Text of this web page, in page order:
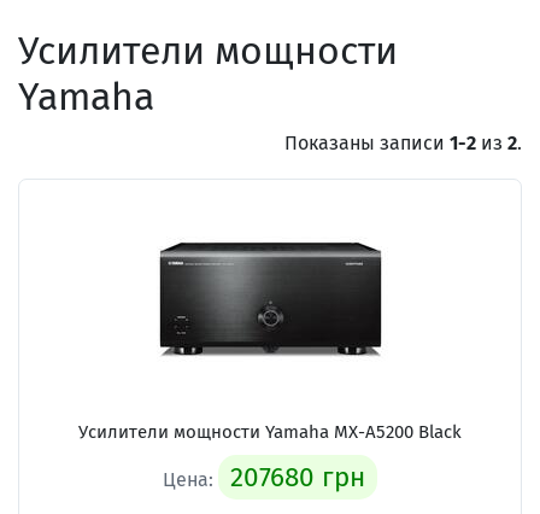
Усилители мощности
Yamaha
Показаны записи 1-2 из 2.
Усилители мощности Yamaha MX-A5200 Black
Цена: 207680 грн